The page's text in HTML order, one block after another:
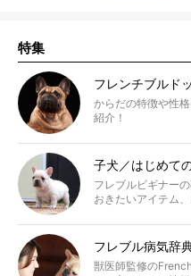
特集
フレンチブルド
からだの特徴や性
紹介！
子犬／はじめて
フレブルビギナー
おきたいアイテム
フレブル病気辞
獣医師監修の